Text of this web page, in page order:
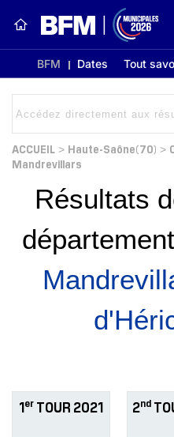
BFM Dates Tout
ACCUEIL > Haute-Saône(70) >
Mandrevillars
Résultats
1er TOUR 2021 2nd